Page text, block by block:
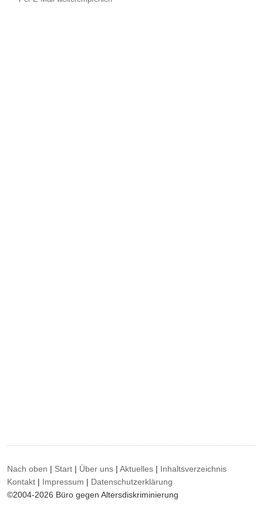
Nach oben | Start | Über uns |Aktuelles | Inhaltsverzeichnis
Kontakt | Impressum | Datenschutzerklärung
©2004-2026 Büro gegen Altersdiskriminierung